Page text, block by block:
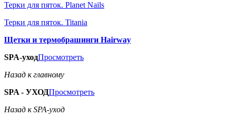
Терки для пяток. Planet Nails
Терки для пяток. Titania
Щетки и термобрашинги Hairway
SPA-уходПросмотреть
Назад к главному
SPA - УХОДПросмотреть
Назад к SPA-уход